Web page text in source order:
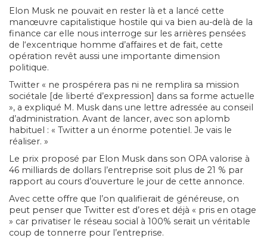
Elon Musk ne pouvait en rester là et a lancé cette
manœuvre capitalistique hostile qui va bien au-delà de la
finance car elle nous interroge sur les arrières pensées
de l‘excentrique homme d’affaires et de fait, cette
opération revêt aussi une importante dimension
politique.
Twitter « ne prospérera pas ni ne remplira sa mission
sociétale [de liberté d’expression] dans sa forme actuelle
», a expliqué M. Musk dans une lettre adressée au conseil
d’administration. Avant de lancer, avec son aplomb
habituel : « Twitter a un énorme potentiel. Je vais le
réaliser. »
Le prix proposé par Elon Musk dans son OPA valorise à
46 milliards de dollars l’entreprise soit plus de 21 % par
rapport au cours d’ouverture le jour de cette annonce.
Avec cette offre que l’on qualifierait de généreuse, on
peut penser que Twitter est d’ores et déjà « pris en otage
» car privatiser le réseau social à 100% serait un véritable
coup de tonnerre pour l’entreprise.